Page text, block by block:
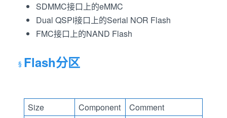
SDMMC接口上的eMMC
Dual QSPI接口上的Serial NOR Flash
FMC接口上的NAND Flash
Flash分区
Size Component Comment